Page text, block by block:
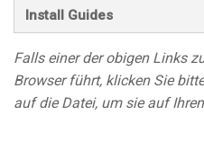
Install Guides
Falls einer der obigen Links
Browser führt, klicken Sie
auf die Datei, um sie auf